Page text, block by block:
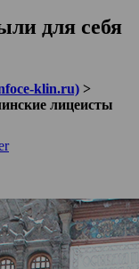
для себя
klin.ru) >
лицеисты